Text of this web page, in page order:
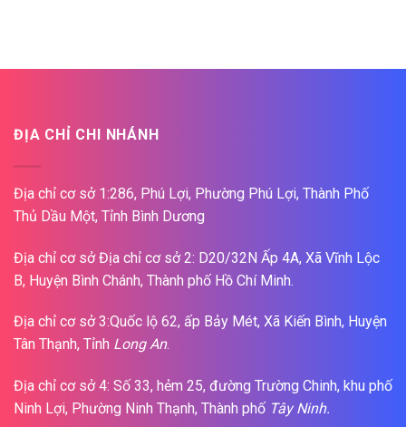
ĐỊA CHỈ CHI NHÁNH
Địa chỉ cơ sở 1:286, Phú Lợi, Phường Phú Lợi, Thành Phố
Thủ Dầu Một, Tỉnh Bình Dương
Địa chỉ cơ sở Địa chỉ cơ sở 2: D20/32N Ấp 4A, Xã Vĩnh Lộc
B, Huyện Bình Chánh, Thành phố Hồ Chí Minh.
Địa chỉ cơ sở 3:Quốc lộ 62, ấp Bảy Mét, Xã Kiến Bình, Huyện
Tân Thạnh, Tỉnh Long An.
Địa chỉ cơ sở 4: Số 33, hẻm 25, đường Trường Chinh, khu phố
Ninh Lợi, Phường Ninh Thạnh, Thành phố Tây Ninh.